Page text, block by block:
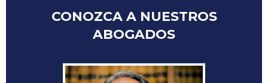
CONOZCA A NUESTROS
ABOGADOS